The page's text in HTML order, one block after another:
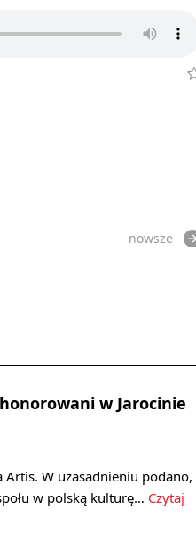
nowsze
w Jarocinie
W uzasadnieniu podano,
w polską kulturę… Czytaj